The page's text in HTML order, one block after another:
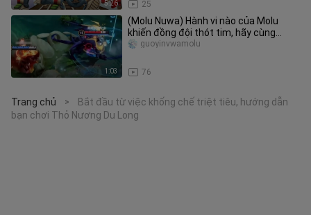
5:26 25
1:03
(Molu Nuwa) Hành vi nào của Molu
khiến đồng đội thót tim, hãy cùng
chúng tôi tìm hiểu nhé!
76
guoyinvwamolu
Trang chủ >
Bắt đầu từ việc khống chế triệt tiêu, hướng dẫn
bạn chơi Thỏ Nương Du Long